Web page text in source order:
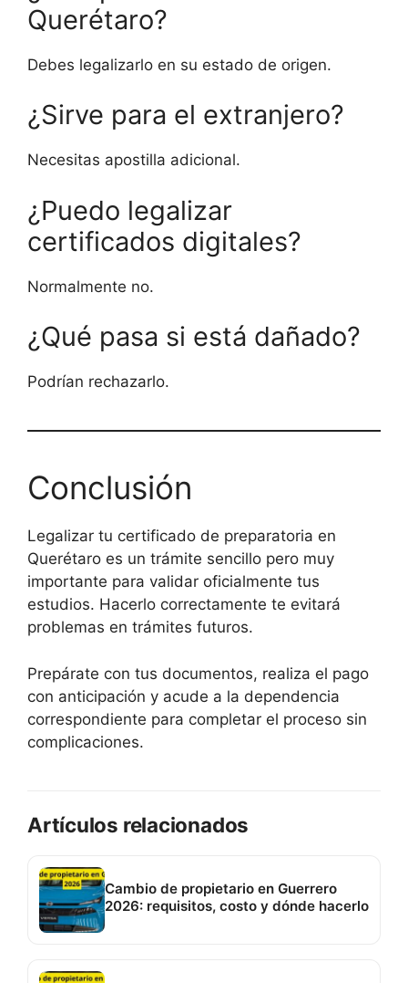
Querétaro?
Debes legalizarlo en su estado de origen.
¿Sirve para el extranjero?
Necesitas apostilla adicional.
¿Puedo legalizar
certificados digitales?
Normalmente no.
¿Qué pasa si está dañado?
Podrían rechazarlo.
Conclusión
Legalizar tu certificado de preparatoria en
Querétaro es un trámite sencillo pero muy
importante para validar oficialmente tus
estudios. Hacerlo correctamente te evitará
problemas en trámites futuros.
Prepárate con tus documentos, realiza el pago
con anticipación y acude a la dependencia
correspondiente para completar el proceso sin
complicaciones.
Artículos relacionados
Cambio de propietario en Guerrero
2026: requisitos, costo y dónde hacerlo